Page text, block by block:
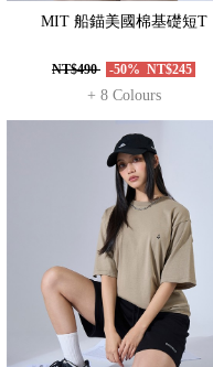
MIT 船錨美國棉基礎短T
NT$490 -50% NT$245
+ 8 Colours